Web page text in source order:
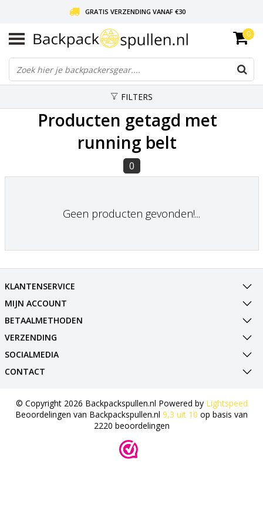
GRATIS VERZENDING VANAF €30
LIEFDE VOOR BACKPACKEN!
30 DAGEN GRATIS RETOUR
0
FILTERS
Producten getagd met
running belt
0
Geen producten gevonden!...
KLANTENSERVICE
MIJN ACCOUNT
BETAALMETHODEN
VERZENDING
SOCIALMEDIA
CONTACT
© Copyright 2026 Backpackspullen.nl Powered by Lightspeed
Beoordelingen van Backpackspullen.nl 9,3 uit 10 op basis van
2220 beoordelingen